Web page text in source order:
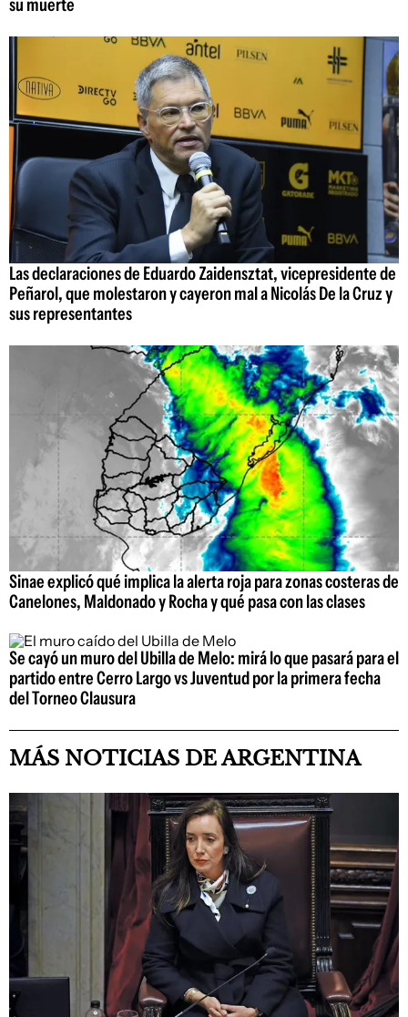
su muerte
Las declaraciones de Eduardo Zaidensztat, vicepresidente de
Peñarol, que molestaron y cayeron mal a Nicolás De la Cruz y
sus representantes
Sinae explicó qué implica la alerta roja para zonas costeras de
Canelones, Maldonado y Rocha y qué pasa con las clases
Se cayó un muro del Ubilla de Melo: mirá lo que pasará para el
partido entre Cerro Largo vs Juventud por la primera fecha
del Torneo Clausura
MÁS NOTICIAS DE ARGENTINA